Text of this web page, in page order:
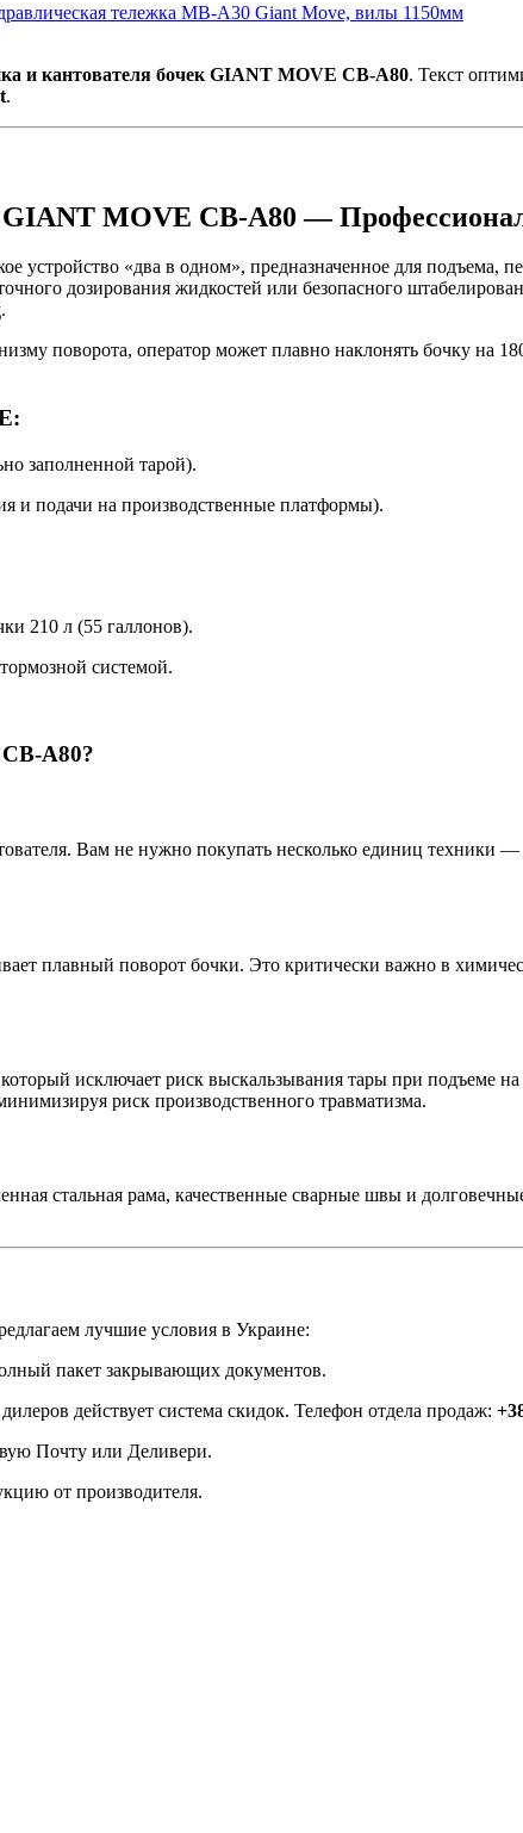
тележка MB-A30 Giant Move, вилы 1150мм
и кантователя бочек GIANT MOVE CB-A80. Текст
.
MOVE CB-A80 —
устройство «два в одном», предназначенное для подъема,
дозирования жидкостей или безопасного
поворота, оператор может плавно наклонять бочку на
заполненной тарой).
и подачи на производственные платформы).
210 л (55 галлонов).
системой.
A80?
Вам не нужно покупать несколько единиц техники —
плавный поворот бочки. Это критически важно в
исключает риск выскальзывания тары при подъеме
риск производственного травматизма.
стальная рама, качественные сварные швы и
лучшие условия в Украине:
пакет закрывающих документов.
действует система скидок. Телефон отдела продаж:
Почту или Деливери.
от производителя.